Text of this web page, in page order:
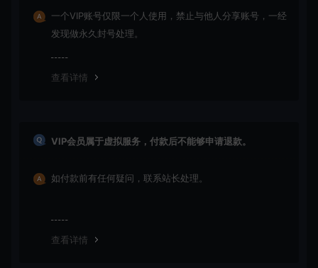
一个VIP账号仅限一个人使用，禁止与他人分享账号，一经
发现做永久封号处理。
查看详情
VIP会员属于虚拟服务，付款后不能够申请退款。
如付款前有任何疑问，联系站长处理。
查看详情